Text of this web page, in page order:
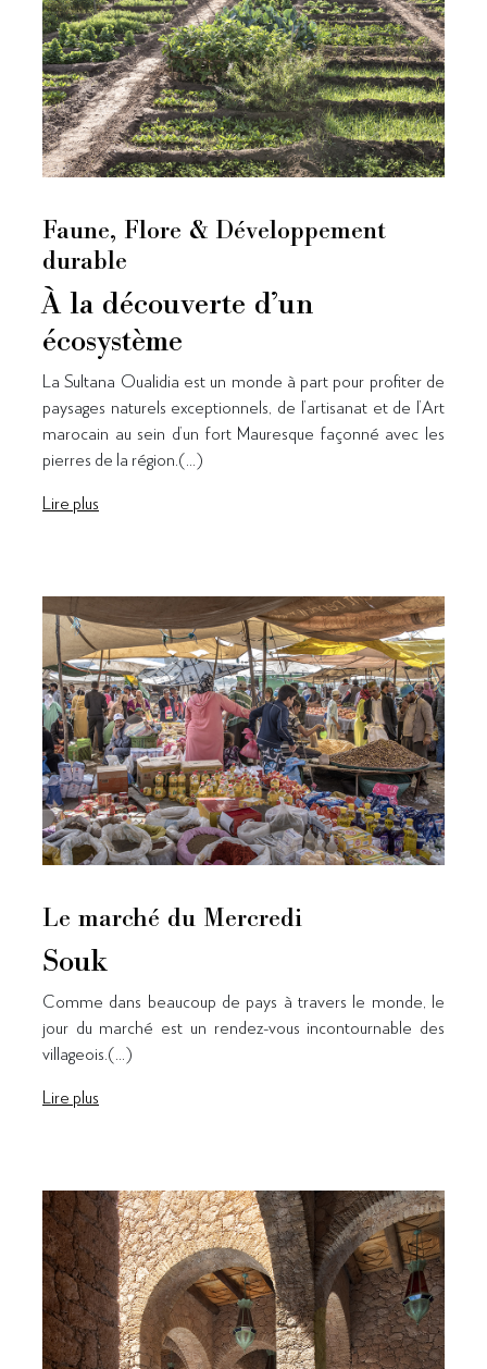
Faune, Flore & Développement
durable
À la découverte d’un
écosystème
La Sultana Oualidia est un monde à part pour profiter de
paysages naturels exceptionnels, de l’artisanat et de l’Art
marocain au sein d’un fort Mauresque façonné avec les
pierres de la région.(...)
Lire plus
Le marché du Mercredi
Souk
Comme dans beaucoup de pays à travers le monde, le
jour du marché est un rendez-vous incontournable des
villageois.(...)
Lire plus